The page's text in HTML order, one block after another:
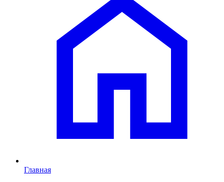
Главная